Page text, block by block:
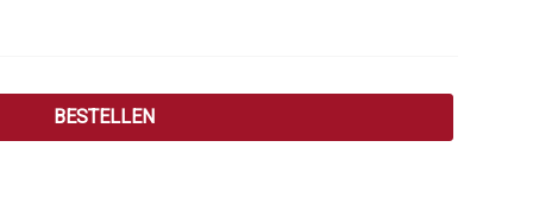
Wert ein oder benutze die
BESTELLEN